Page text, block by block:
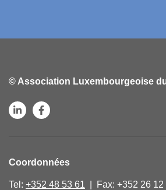
© Association Luxembourgeoise
Coordonnées
Tel: +352 48 53 61 | Fax: +352 26